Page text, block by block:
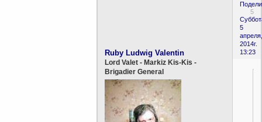
5
5
апреля,
2014г.
13:23
Ruby Ludwig Valentin
Lord Valet - Markiz Kis-Kis -
Brigadier General